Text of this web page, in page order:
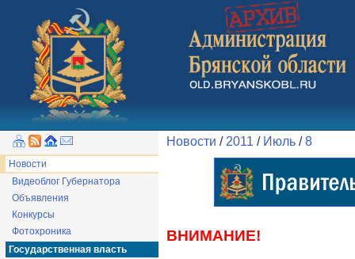
Новости
Видеоблог Губернатора
Объявления
Конкурсы
Фотохроника
Государственная власть
Новости / 2011 / Июль /8
ВНИМАНИЕ!